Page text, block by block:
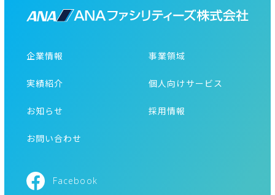
企業情報 事業領域
実績紹介 個人向けサービス
お知らせ 採用情報
お問い合わせ
Facebook